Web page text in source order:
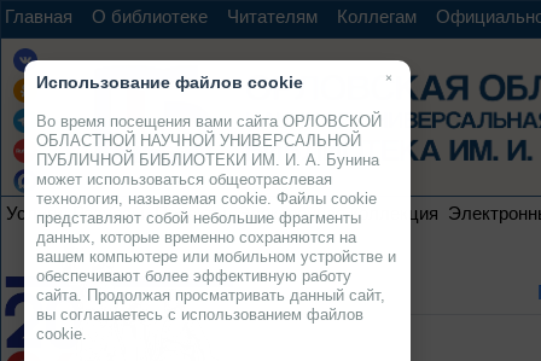
Главная О библиотеке Читателям Коллегам
Услуги Ресурсы Проекты Электронная коллекция
×
Использование файлов cookie
Во время посещения вами сайта ОРЛОВСКОЙ
ОБЛАСТНОЙ НАУЧНОЙ УНИВЕРСАЛЬНОЙ
ПУБЛИЧНОЙ БИБЛИОТЕКИ ИМ. И. А. Бунина
может использоваться общеотраслевая
технология, называемая cookie. Файлы cookie
представляют собой небольшие фрагменты
данных, которые временно сохраняются на
вашем компьютере или мобильном устройстве и
обеспечивают более эффективную работу
сайта. Продолжая просматривать данный сайт,
вы соглашаетесь с использованием файлов
cookie.